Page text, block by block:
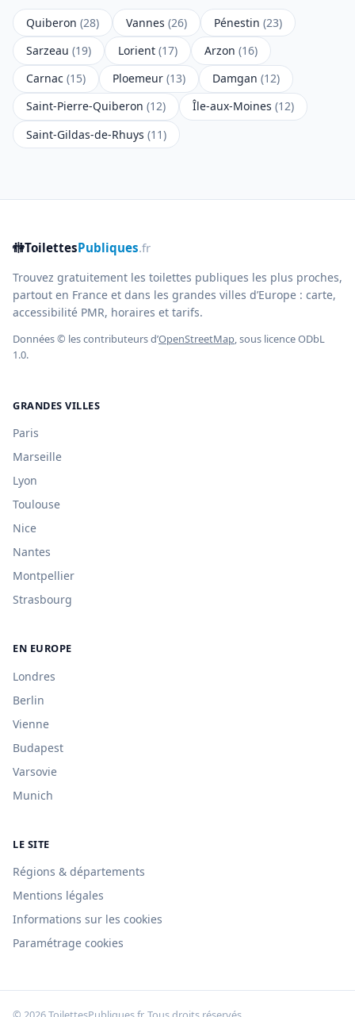
Quiberon (28) Vannes (26) Pénestin (23)
Sarzeau (19) Lorient (17) Arzon (16)
Carnac (15) Ploemeur (13) Damgan (12)
Saint-Pierre-Quiberon (12) Île-aux-Moines (12)
Saint-Gildas-de-Rhuys (11)
🚻ToilettesPubliques.fr
Trouvez gratuitement les toilettes publiques les plus proches,
partout en France et dans les grandes villes d’Europe : carte,
accessibilité PMR, horaires et tarifs.
Données © les contributeurs d’OpenStreetMap, sous licence ODbL
1.0.
GRANDES VILLES
Paris
Marseille
Lyon
Toulouse
Nice
Nantes
Montpellier
Strasbourg
EN EUROPE
Londres
Berlin
Vienne
Budapest
Varsovie
Munich
LE SITE
Régions & départements
Mentions légales
Informations sur les cookies
Paramétrage cookies